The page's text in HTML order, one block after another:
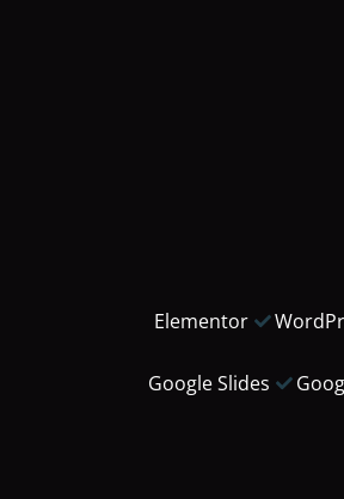
Elementor
Google Slides